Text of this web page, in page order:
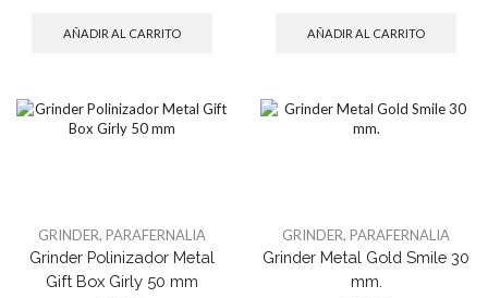
AÑADIR AL CARRITO AÑADIR AL CARRITO
GRINDER, PARAFERNALIA
Grinder Polinizador Metal
Gift Box Girly 50 mm
GRINDER, PARAFERNALIA
Grinder Metal Gold Smile 30
mm.